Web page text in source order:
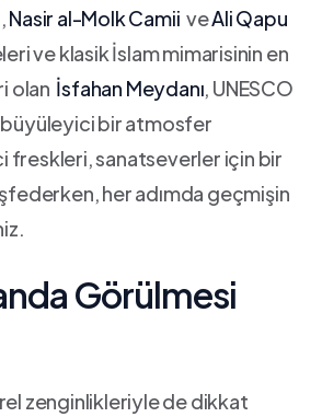
Nasir al-Molk Camii ​ veAli ⁤Qapu
ve klasik‌ İslam‍ mimarisinin en
olan İsfahan Meydanı, UNESCO
büyüleyici bir atmosfer
freskleri, sanatseverler için bir
her adımda geçmişin
Görülmesi
zenginlikleriyle de dikkat